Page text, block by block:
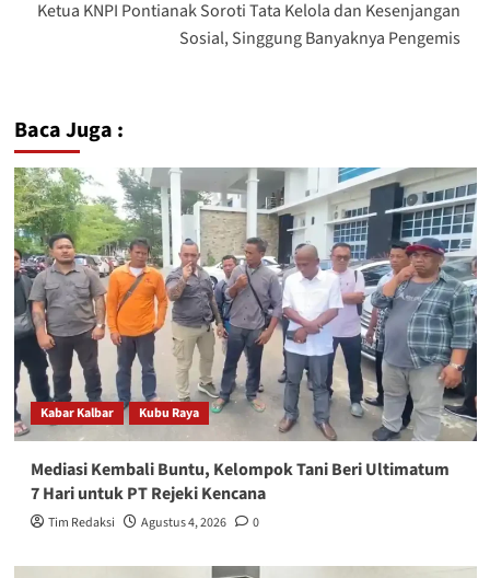
Ketua KNPI Pontianak Soroti Tata Kelola dan Kesenjangan
Sosial, Singgung Banyaknya Pengemis
Baca Juga :
Kabar Kalbar Kubu Raya
Mediasi Kembali Buntu, Kelompok Tani Beri Ultimatum
7 Hari untuk PT Rejeki Kencana
Tim Redaksi Agustus 4, 2026 0